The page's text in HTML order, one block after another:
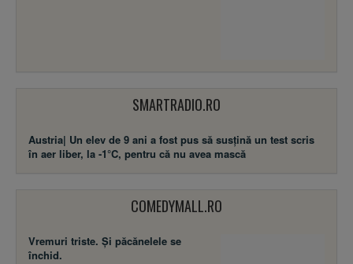
SMARTRADIO.RO
Austria| Un elev de 9 ani a fost pus să susţină un test scris
în aer liber, la -1°C, pentru că nu avea mască
COMEDYMALL.RO
Vremuri triste. Şi păcănelele se
închid.